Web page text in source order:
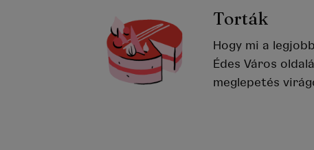
MÉG NEM KÉSŐ!
RENDELJ TORTÁT